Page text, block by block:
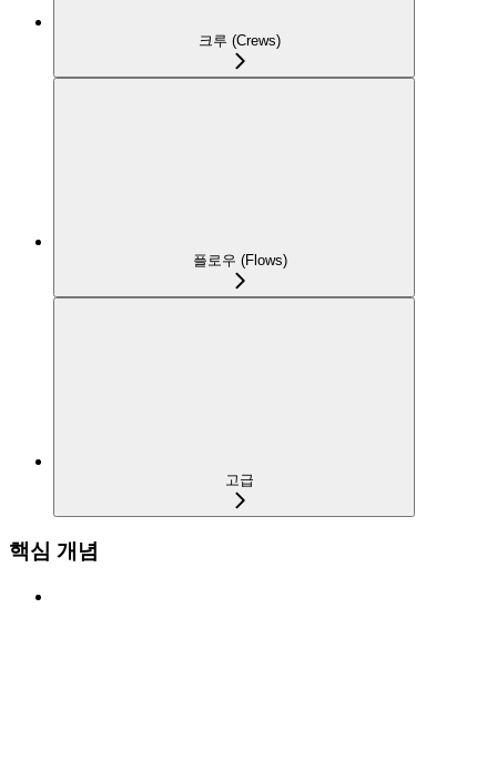
크루 (Crews)
플로우 (Flows)
고급
핵심 개념